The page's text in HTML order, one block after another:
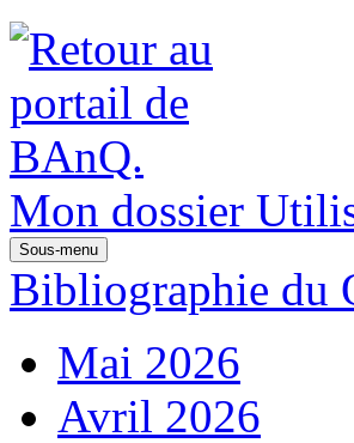
Mon dossier
Sous-menu
Bibliographie du
Mai 2026
Avril 2026